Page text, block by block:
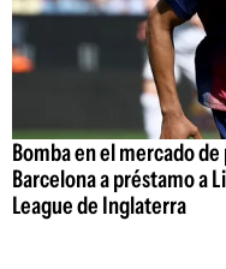
Bomba en el mercado de
Barcelona a préstamo a
League de Inglaterra